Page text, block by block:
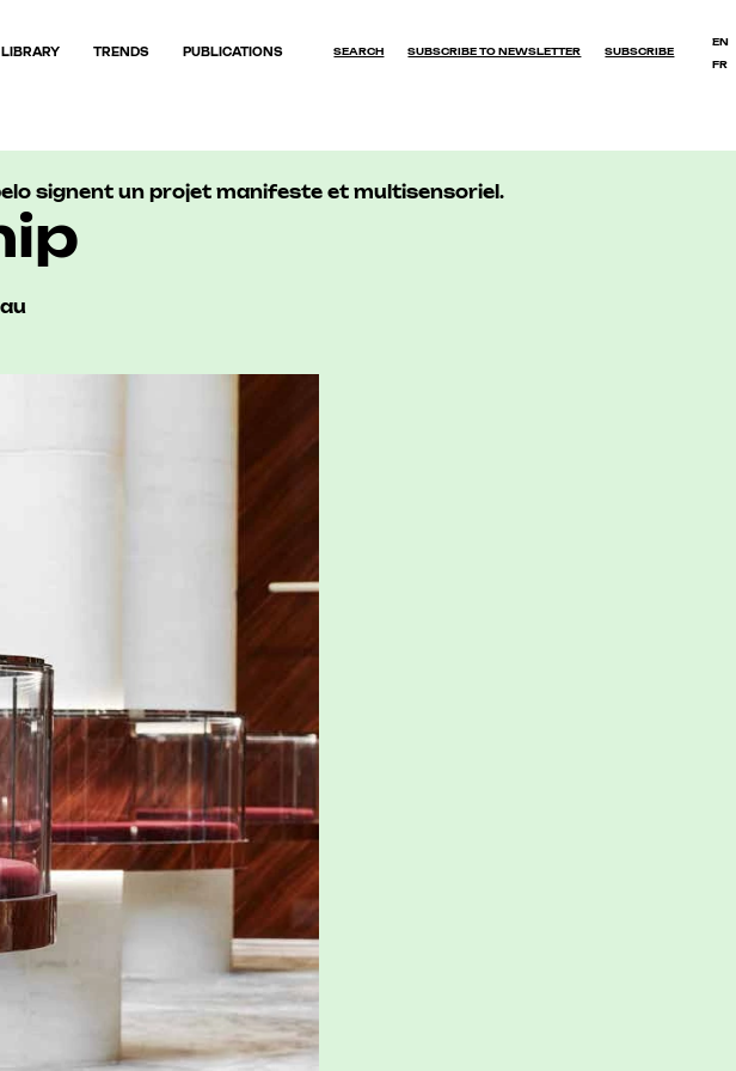
TRENDS PUBLICATIONS SEARCH SUBSCRIBE TO NEWSLETTER SUBSCRIBE
EN
FR
signent un projet manifeste et multisensoriel.